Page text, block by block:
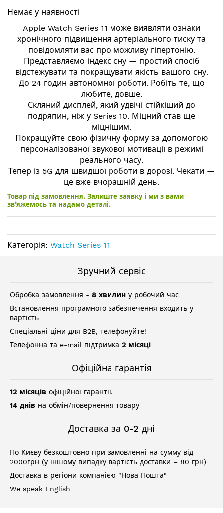
галереї
зображень
Немає у наявності
Apple Watch Series 11 може виявляти ознаки
хронічного підвищення артеріального тиску та
повідомляти вас про можливу гіпертонію.
Представляємо індекс сну — простий спосіб
відстежувати та покращувати якість вашого сну.
До 24 годин автономної роботи. Робіть те, що
любите, довше.
Скляний дисплей, який удвічі стійкіший до
подряпин, ніж у Series 10. Міцний став ще
міцнішим.
Покращуйте свою фізичну форму за допомогою
персоналізованої звукової мотивації в режимі
реального часу.
Тепер із 5G для швидшої роботи в дорозі. Чекати —
це вже вчорашній день.
Товар під замовлення. Залиште заявку і ми з вами
зв’яжемось та надамо деталі.
Категорія: Watch Series 11
Зручний сервіс
Обробка замовлення - 8 хвилин у робочий час
Встановлення програмного забезпечення входить у
вартість
Спеціальні ціни для B2B, телефонуйте!
Телефонна та e-mail підтримка 2 місяці
Офіційна гарантія
12 місяців офіційної гарантії.
14 днів на обмін/повернення товару
Доставка за 0-2 дні
По Києву безкоштовно при замовленні на сумму від
2000грн (у іншому випадку вартість доставки – 80 грн)
Доставка в регіони компанією "Нова Пошта"
We speak English